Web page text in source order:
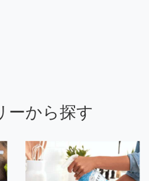
ーから探す